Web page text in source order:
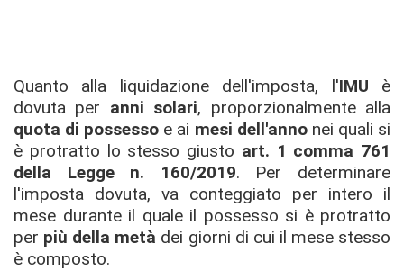
Quanto alla liquidazione dell'imposta, l'IMU è
dovuta per anni solari, proporzionalmente alla
quota di possesso e ai mesi dell'anno nei quali si
è protratto lo stesso giusto art. 1 comma 761
della Legge n. 160/2019. Per determinare
l'imposta dovuta, va conteggiato per intero il
mese durante il quale il possesso si è protratto
per più della metà dei giorni di cui il mese stesso
è composto.